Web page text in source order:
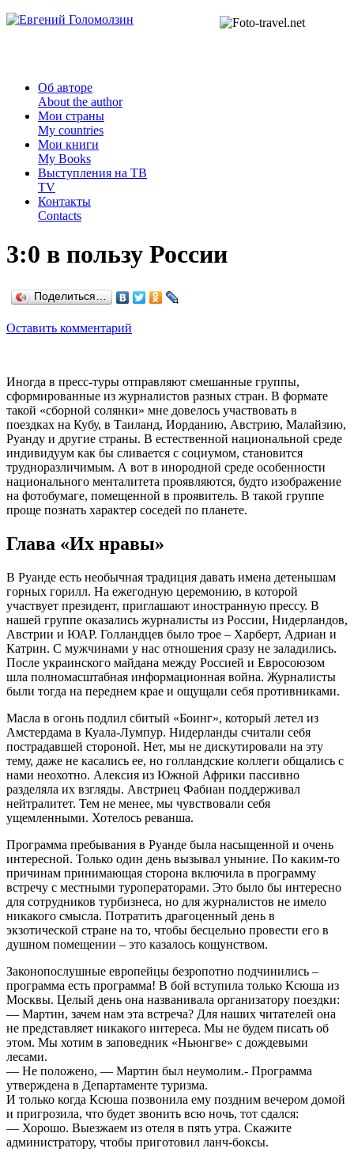
Об авторе
About the author
Мои страны
My countries
Мои книги
My Books
Выступления на ТВ
TV
Контакты
Contacts
3:0 в пользу России
Поделиться…
Оставить комментарий
Иногда в пресс-туры отправляют смешанные группы,
сформированные из журналистов разных стран. В формате
такой «сборной солянки» мне довелось участвовать в
поездках на Кубу, в Таиланд, Иорданию, Австрию, Малайзию,
Руанду и другие страны. В естественной национальной среде
индивидуум как бы сливается с социумом, становится
трудноразличимым. А вот в инородной среде особенности
национального менталитета проявляются, будто изображение
на фотобумаге, помещенной в проявитель. В такой группе
проще познать характер соседей по планете.
Глава «Их нравы»
В Руанде есть необычная традиция давать имена детенышам
горных горилл. На ежегодную церемонию, в которой
участвует президент, приглашают иностранную прессу. В
нашей группе оказались журналисты из России, Нидерландов,
Австрии и ЮАР. Голландцев было трое – Харберт, Адриан и
Катрин. С мужчинами у нас отношения сразу не заладились.
После украинского майдана между Россией и Евросоюзом
шла полномасштабная информационная война. Журналисты
были тогда на переднем крае и ощущали себя противниками.
Масла в огонь подлил сбитый «Боинг», который летел из
Амстердама в Куала-Лумпур. Нидерланды считали себя
пострадавшей стороной. Нет, мы не дискутировали на эту
тему, даже не касались ее, но голландские коллеги общались с
нами неохотно. Алексия из Южной Африки пассивно
разделяла их взгляды. Австриец Фабиан поддерживал
нейтралитет. Тем не менее, мы чувствовали себя
ущемленными. Хотелось реванша.
Программа пребывания в Руанде была насыщенной и очень
интересной. Только один день вызывал уныние. По каким-то
причинам принимающая сторона включила в программу
встречу с местными туроператорами. Это было бы интересно
для сотрудников турбизнеса, но для журналистов не имело
никакого смысла. Потратить драгоценный день в
экзотической стране на то, чтобы бесцельно провести его в
душном помещении – это казалось кощунством.
Законопослушные европейцы безропотно подчинились –
программа есть программа! В бой вступила только Ксюша из
Москвы. Целый день она названивала организатору поездки:
— Мартин, зачем нам эта встреча? Для наших читателей она
не представляет никакого интереса. Мы не будем писать об
этом. Мы хотим в заповедник «Ньюнгве» с дождевыми
лесами.
— Не положено, — Мартин был неумолим.- Программа
утверждена в Департаменте туризма.
И только когда Ксюша позвонила ему поздним вечером домой
и пригрозила, что будет звонить всю ночь, тот сдался:
— Хорошо. Выезжаем из отеля в пять утра. Скажите
администратору, чтобы приготовил ланч-боксы.